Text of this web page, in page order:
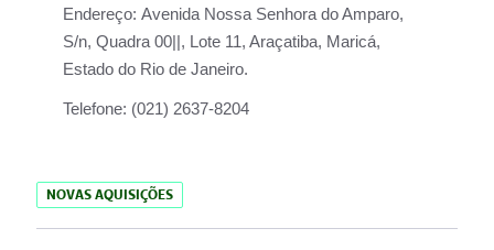
Endereço: Avenida Nossa Senhora do Amparo,
S/n, Quadra 00||, Lote 11, Araçatiba, Maricá,
Estado do Rio de Janeiro.
Telefone: (021) 2637-8204
NOVAS AQUISIÇÕES